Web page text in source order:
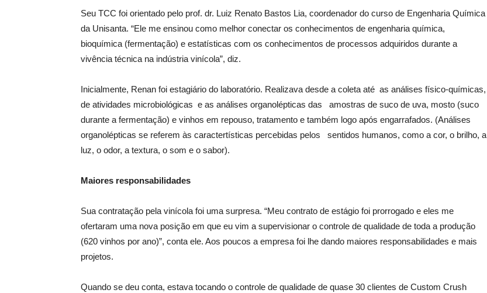
Seu TCC foi orientado pelo prof. dr. Luiz Renato Bastos Lia, coordenador do curso de Engenharia Química
da Unisanta. “Ele me ensinou como melhor conectar os conhecimentos de engenharia química,
bioquímica (fermentação) e estatísticas com os conhecimentos de processos adquiridos durante a
vivência técnica na indústria vinícola”, diz.
Inicialmente, Renan foi estagiário do laboratório. Realizava desde a coleta até as análises físico-químicas,
de atividades microbiológicas e as análises organolépticas das amostras de suco de uva, mosto (suco
durante a fermentação) e vinhos em repouso, tratamento e também logo após engarrafados. (Análises
organolépticas se referem às caractertísticas percebidas pelos sentidos humanos, como a cor, o brilho, a
luz, o odor, a textura, o som e o sabor).
Maiores responsabilidades
Sua contratação pela vinícola foi uma surpresa. “Meu contrato de estágio foi prorrogado e eles me
ofertaram uma nova posição em que eu vim a supervisionar o controle de qualidade de toda a produção
(620 vinhos por ano)”, conta ele. Aos poucos a empresa foi lhe dando maiores responsabilidades e mais
projetos.
Quando se deu conta, estava tocando o controle de qualidade de quase 30 clientes de Custom Crush